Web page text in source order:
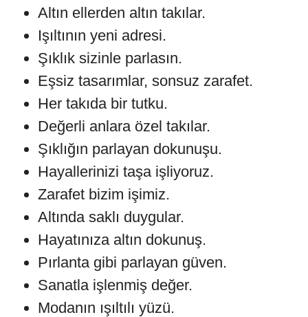
Altın ellerden altın takılar.
Işıltının yeni adresi.
Şıklık sizinle parlasın.
Eşsiz tasarımlar, sonsuz zarafet.
Her takıda bir tutku.
Değerli anlara özel takılar.
Şıklığın parlayan dokunuşu.
Hayallerinizi taşa işliyoruz.
Zarafet bizim işimiz.
Altında saklı duygular.
Hayatınıza altın dokunuş.
Pırlanta gibi parlayan güven.
Sanatla işlenmiş değer.
Modanın ışıltılı yüzü.